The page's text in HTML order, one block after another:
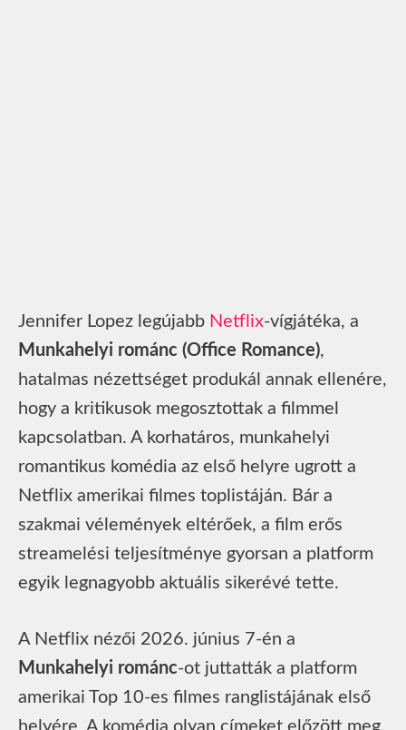
Jennifer Lopez legújabb Netflix-vígjátéka, a
Munkahelyi románc (Office Romance),
hatalmas nézettséget produkál annak ellenére,
hogy a kritikusok megosztottak a filmmel
kapcsolatban. A korhatáros, munkahelyi
romantikus komédia az első helyre ugrott a
Netflix amerikai filmes toplistáján. Bár a
szakmai vélemények eltérőek, a film erős
streamelési teljesítménye gyorsan a platform
egyik legnagyobb aktuális sikerévé tette.
A Netflix nézői 2026. június 7-én a
Munkahelyi románc-ot juttatták a platform
amerikai Top 10-es filmes ranglistájának első
helyére. A komédia olyan címeket előzött meg,